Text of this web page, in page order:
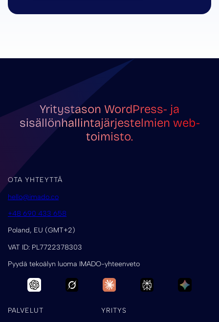
Yritystason WordPress- ja
sisällönhallintajärjestelmien web-
toimisto.
OTA YHTEYTTÄ
hello@imado.co
+48 690 433 658
Poland, EU (GMT+2)
VAT ID: PL7722378303
Pyydä tekoälyn luoma IMADO-yhteenveto
PALVELUT YRITYS